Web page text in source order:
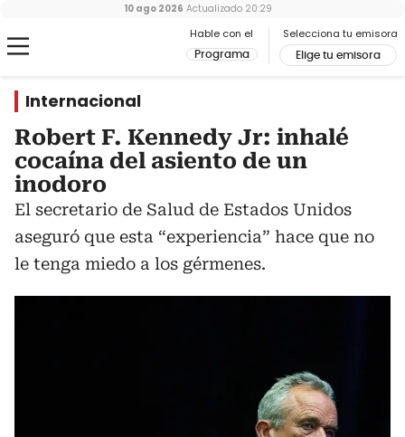
Hable con el
Programa
Selecciona tu emisora
Elige tu emisora
10 ago 2026 Actualizado 20:29
Internacional
Robert F. Kennedy Jr: inhalé
cocaína del asiento de un
inodoro
El secretario de Salud de Estados Unidos
aseguró que esta “experiencia” hace que no
le tenga miedo a los gérmenes.